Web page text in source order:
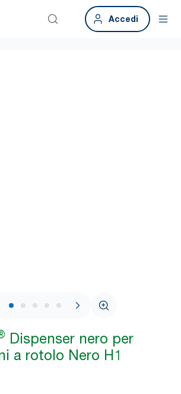
Accedi
1 / 9
Dispenser nero per
a rotolo Nero H1